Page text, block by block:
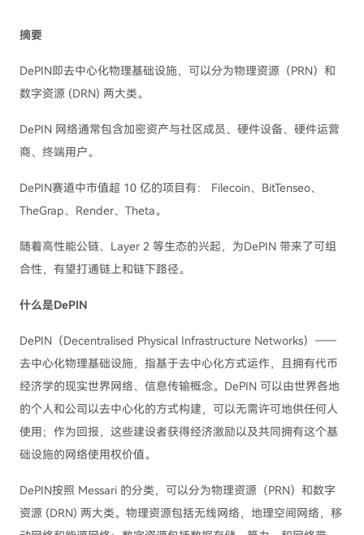
摘要
DePIN即去中心化物理基础设施，可以分为物理资源（PRN）和
数字资源 (DRN) 两大类。
DePIN 网络通常包含加密资产与社区成员、硬件设备、硬件运营
商、终端用户。
DePIN赛道中市值超 10 亿的项目有： Filecoin、BitTenseo、
TheGrap、Render、Theta。
随着高性能公链、Layer 2 等生态的兴起，为DePIN 带来了可组
合性，有望打通链上和链下路径。
什么是DePIN
DePIN（Decentralised Physical Infrastructure Networks）——
去中心化物理基础设施，指基于去中心化方式运作，且拥有代币
经济学的现实世界网络、信息传输概念。DePIN 可以由世界各地
的个人和公司以去中心化的方式构建，可以无需许可地供任何人
使用；作为回报，这些建设者获得经济激励以及共同拥有这个基
础设施的网络使用权价值。
DePIN按照 Messari 的分类，可以分为物理资源（PRN）和数字
资源 (DRN) 两大类。物理资源包括无线网络，地理空间网络，移